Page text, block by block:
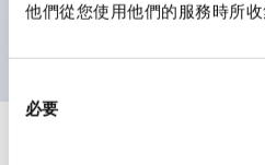
他們從您使用他們的服務時所收
必要
顏色表現更明確鮮明，便於